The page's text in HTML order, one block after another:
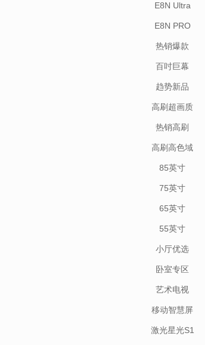
E8N Ultra
E8N PRO
热销爆款
百吋巨幕
趋势新品
高刷超画质
热销高刷
高刷高色域
85英寸
75英寸
65英寸
55英寸
小厅优选
卧室专区
艺术电视
移动智慧屏
激光星光S1